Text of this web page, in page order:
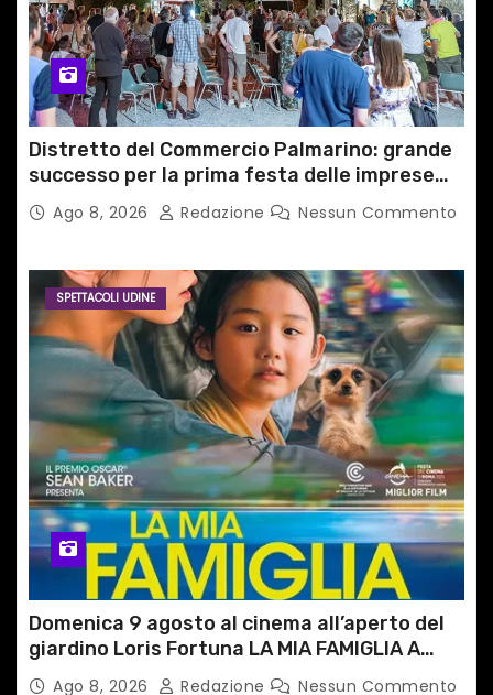
Distretto del Commercio Palmarino: grande
successo per la prima festa delle imprese
del territorio
Ago 8, 2026 Redazione Nessun Commento
SPETTACOLI UDINE
Domenica 9 agosto al cinema all’aperto del
giardino Loris Fortuna LA MIA FAMIGLIA A
TAIPEIAgo 8, 2026 Redazione Nessun Commento